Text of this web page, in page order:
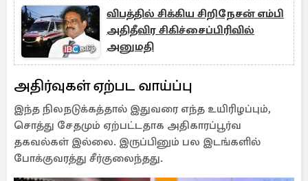
விபத்தில் சிக்கிய சிறிநேசன் எம்பி
அதிதீவிர சிகிச்சைப்பிரிவில்
அனுமதி
அதிர்வுகள் ஏற்பட வாய்ப்பு
இந்த நிலநடுக்கத்தால் இதுவரை எந்த உயிரிழப்பும்,
சொத்து சேதமும் ஏற்பட்டதாக அதிகாரப்பூர்வ
தகவல்கள் இல்லை. இருப்பினும் பல இடங்களில்
போக்குவரத்து சீர்குலைந்தது.